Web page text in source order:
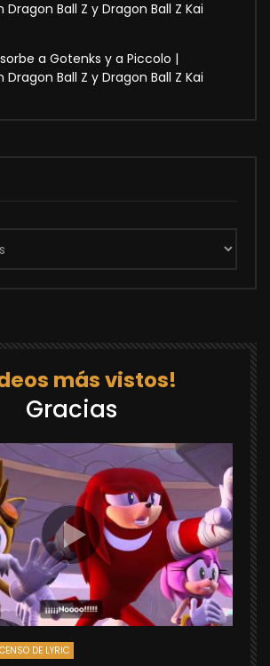
Ball Z y Dragon Ball Z Kai
a Gotenks y a Piccolo |
Ball Z y Dragon Ball Z Kai
más vistos!
Gracias
DE LYRIC